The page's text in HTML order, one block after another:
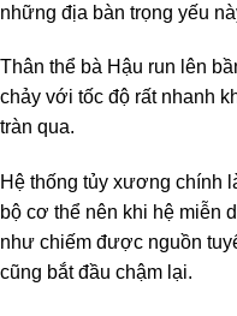
những địa bàn trọng yếu
Thân thể bà Hậu run lên
chảy với tốc độ rất nhanh
tràn qua.
Hệ thống tủy xương chính
bộ cơ thể nên khi hệ miễn
như chiếm được nguồn
cũng bắt đầu chậm lại.